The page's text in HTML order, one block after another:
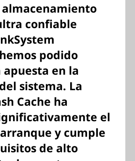
almacenamiento
confiable
podido
en la
sistema. La
Cache ha
el
y cumple
de alto